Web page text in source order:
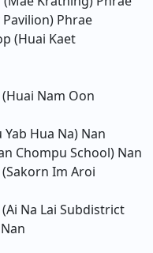
Phrae
(Huai Kaet
Nam Oon
Hua Na) Nan
Chompu School) Nan
Im Aroi
Na Lai Subdistrict
Nan